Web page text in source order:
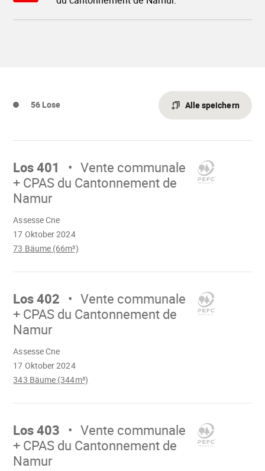
de-
namur.pdf"
56 Lose Alle speichern
Mach
Los 401
Vente communale
+ CPAS du Cantonnement de
Namur
17 Oktober 2024
Assesse Cne
73 Bäume (66m³)
Mach
Los 402
Vente communale
+ CPAS du Cantonnement de
Namur
17 Oktober 2024
Assesse Cne
343 Bäume (344m³)
Mach
Los 403
Vente communale
+ CPAS du Cantonnement de
Namur